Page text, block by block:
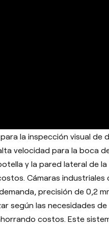
la inspección visual de
velocidad para la boca
y la pared lateral de
Cámaras industriales
precisión de 0,2
según las necesidades
costos. Este